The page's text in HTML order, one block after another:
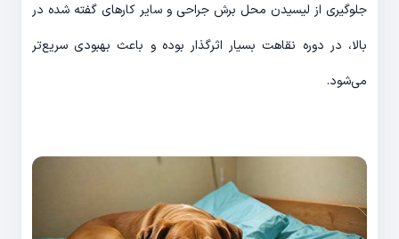
جلوگیری از لیسیدن محل برش جراحی و سایر کارهای گفته شده در
بالا، در دوره نقاهت بسیار اثرگذار بوده و باعث بهبودی سریع‌تر
می‌شود.